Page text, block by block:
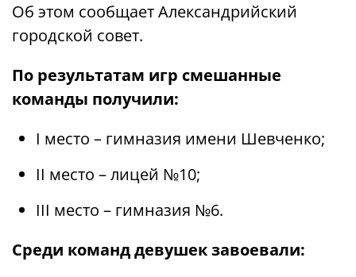
Об этом сообщает Александрийский
городской совет.
По результатам игр смешанные
команды получили:
І место – гимназия имени Шевченко;
ІІ место – лицей №10;
ІІІ место – гимназия №6.
Среди команд девушек завоевали: